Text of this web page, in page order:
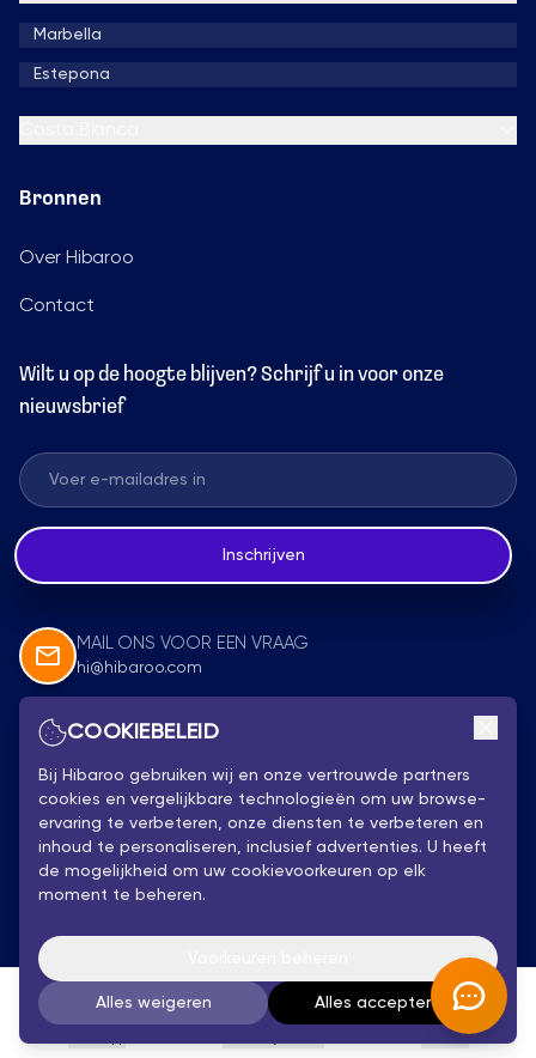
Marbella
Estepona
Bronnen
Over Hibaroo
Contact
Wilt u op de hoogte blijven? Schrijf u in voor onze
nieuwsbrief
Inschrijven
MAIL ONS VOOR EEN VRAAG
hi@hibaroo.com
Volg Ons
Hibaroo 2025 - Alle rechten voorbehouden
COOKIEBELEID
Bij Hibaroo gebruiken wij en onze vertrouwde partners
cookies en vergelijkbare technologieën om uw browse-
ervaring te verbeteren, onze diensten te verbeteren en
inhoud te personaliseren, inclusief advertenties. U heeft
de mogelijkheid om uw cookievoorkeuren op elk
moment te beheren.
Alles weigeren Alles accepteren